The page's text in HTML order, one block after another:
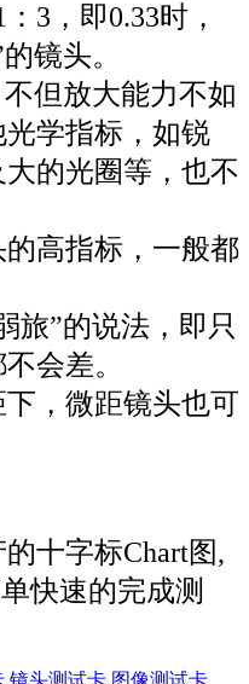
3，即0.33时，
镜头。
但放大能力不如
学指标，如锐
的光圈等，也不
高指标，一般都
旅”的说法，即只
会差。
，微距镜头也可
十字标Chart图,
快速的完成测